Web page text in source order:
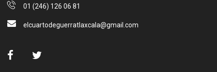
01 (246) 126 06 81
elcuartodeguerratlaxcala@gmail.com